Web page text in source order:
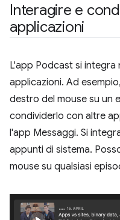
Interagire e
applicazioni
L'app Podcast si
applicazioni. Ad
destro del mouse su un
condividerlo con altre
l'app Messaggi. Si
appunti di sistema.
mouse su qualsiasi